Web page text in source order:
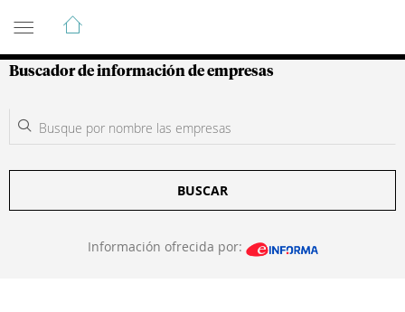
Guía de Empresas Colombianas
Buscador de información de empresas
BUSCAR
Información ofrecida por: